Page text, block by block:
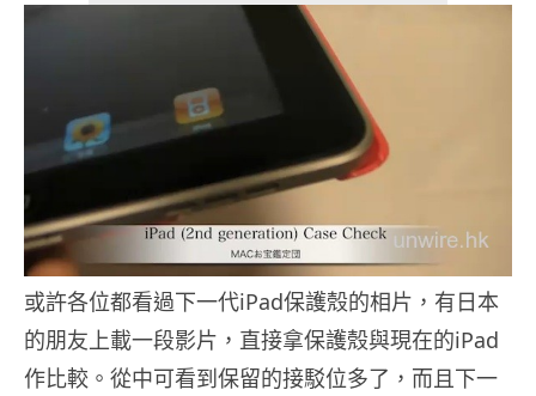
或許各位都看過下一代iPad保護殼的相片，有日本
的朋友上載一段影片，直接拿保護殼與現在的iPad
作比較。從中可看到保留的接駁位多了，而且下一